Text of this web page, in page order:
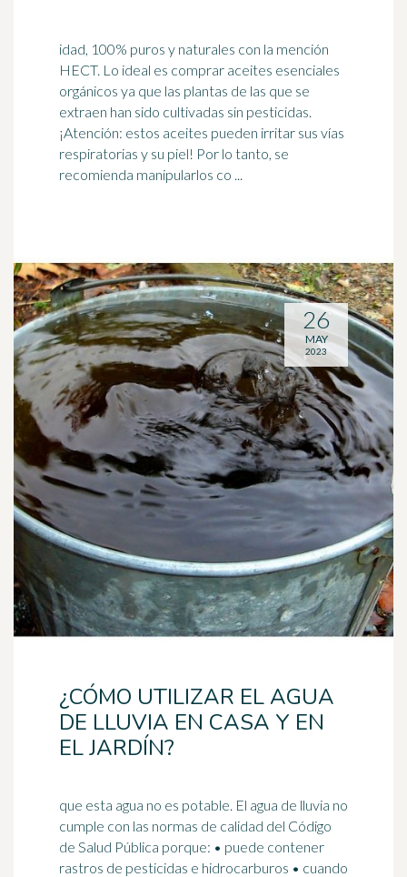
idad, 100% puros y naturales con la mención
HECT. Lo ideal es comprar aceites esenciales
orgánicos ya que las plantas de las que se
extraen han sido cultivadas sin pesticidas.
¡Atención: estos aceites pueden irritar sus vías
respiratorias y su piel! Por lo tanto, se
recomienda manipularlos co ...
¿CÓMO UTILIZAR EL AGUA
DE LLUVIA EN CASA Y EN
EL JARDÍN?
que esta agua no es potable. El agua de lluvia no
cumple con las normas de calidad del Código
de Salud Pública porque: • puede contener
rastros de pesticidas e hidrocarburos • cuando
26
MAY
2023